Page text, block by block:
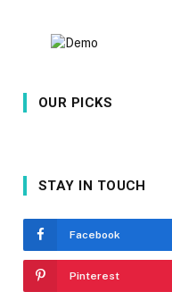
OUR PICKS
STAY IN TOUCH
Facebook
Pinterest